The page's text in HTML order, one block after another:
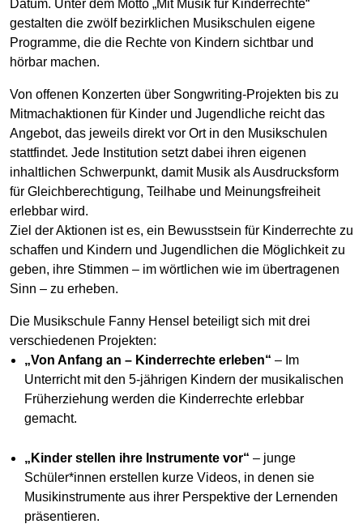
Datum. Unter dem Motto „Mit Musik für Kinderrechte“
gestalten die zwölf bezirklichen Musikschulen eigene
Programme, die die Rechte von Kindern sichtbar und
hörbar machen.
Von offenen Konzerten über Songwriting-Projekten bis zu
Mitmachaktionen für Kinder und Jugendliche reicht das
Angebot, das jeweils direkt vor Ort in den Musikschulen
stattfindet. Jede Institution setzt dabei ihren eigenen
inhaltlichen Schwerpunkt, damit Musik als Ausdrucksform
für Gleichberechtigung, Teilhabe und Meinungsfreiheit
erlebbar wird.
Ziel der Aktionen ist es, ein Bewusstsein für Kinderrechte zu
schaffen und Kindern und Jugendlichen die Möglichkeit zu
geben, ihre Stimmen – im wörtlichen wie im übertragenen
Sinn – zu erheben.
Die Musikschule Fanny Hensel beteiligt sich mit drei
verschiedenen Projekten:
„Von Anfang an – Kinderrechte erleben“ – Im
Unterricht mit den 5-jährigen Kindern der musikalischen
Früherziehung werden die Kinderrechte erlebbar
gemacht.
„Kinder stellen ihre Instrumente vor“ – junge
Schüler*innen erstellen kurze Videos, in denen sie
Musikinstrumente aus ihrer Perspektive der Lernenden
präsentieren.